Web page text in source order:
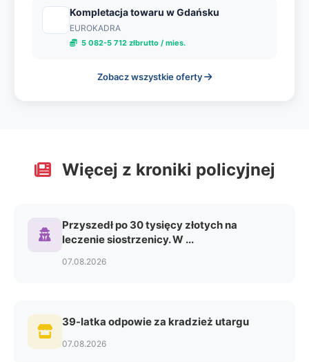
Kompletacja towaru w Gdańsku
EUROKADRA
5 082-5 712 złbrutto / mies.
Zobacz wszystkie oferty
Więcej z kroniki policyjnej
Przyszedł po 30 tysięcy złotych na
leczenie siostrzenicy. W ...
07.08.2026
39-latka odpowie za kradzież utargu
07.08.2026